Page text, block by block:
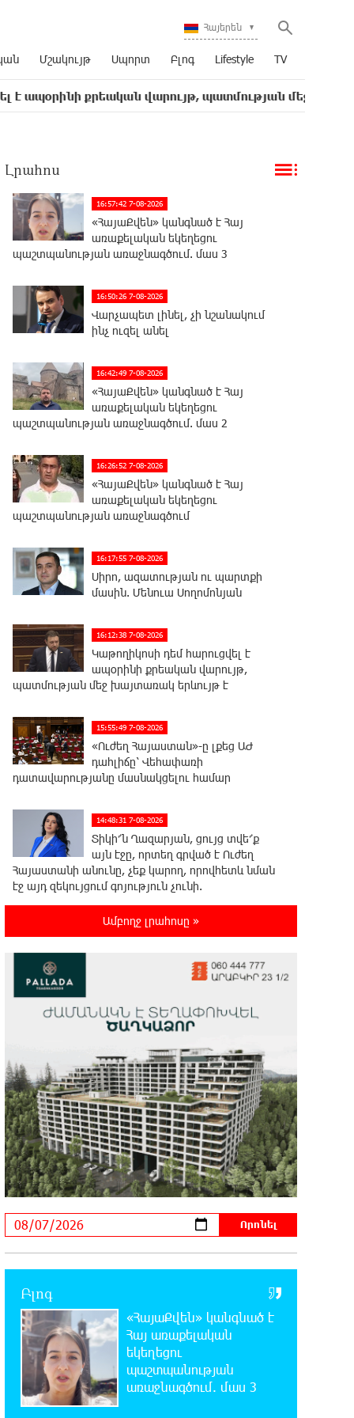
Հայերեն
Մշակույթ Սպորտ Բլոգ Lifestyle TV
վարույթ, պատմության մեջ խայտառակ երևույթ
Լրահոս
16:57:42 7-08-2026
«ՀայաՔվեն» կանգնած է Հայ
առաքելական եկեղեցու
պաշտպանության առաջնագծում. մաս 3
16:50:26 7-08-2026
Վարչապետ լինել, չի նշանակում
ինչ ուզել անել
16:42:49 7-08-2026
«ՀայաՔվեն» կանգնած է Հայ
առաքելական եկեղեցու
պաշտպանության առաջնագծում. մաս 2
16:26:52 7-08-2026
«ՀայաՔվեն» կանգնած է Հայ
առաքելական եկեղեցու
պաշտպանության առաջնագծում
16:17:55 7-08-2026
Սիրո, ազատության ու պարտքի
մասին. Մենուա Սողոմոնյան
16:12:38 7-08-2026
Կաթողիկոսի դեմ հարուցվել է
ապօրինի քրեական վարույթ,
պատմության մեջ խայտառակ երևույթ է
15:55:49 7-08-2026
«Ուժեղ Հայաստան»-ը լքեց ԱԺ
դահլիճը՝ Վեհափառի
դատավարությանը մասնակցելու համար
14:48:31 7-08-2026
Տիկի՜ն Ղազարյան, ցույց տվե՜ք
այն էջը, որտեղ գրված է Ուժեղ
Հայաստանի անունը, չեք կարող, որովհետև նման
էջ այդ զեկույցում գոյություն չունի.
Եթե հարց գոյություն չունի, ինչո՞ւ
դեպքում՝ համաձայնում․ Էդմոն Մարուքյան
14:34:48 7-08-2026
Այսօր ամոթի օր է, այսօր
Էջմիածնում դատում են Ամենայն
Հայոց Կաթողիկոսին
14:26:23 7-08-2026
«Արտ Լանչ»-ն արդեն Միացյալ
Նահանգներում է․ նոր մասնաճյուղ
Լոս Անջելեսում
12:09:36 7-08-2026
Գրանադայում տեղի ունեցած
քառակողմ հանդիպումից հետո
տարածված հայտարարության մեջ Հայաստանի
տարածքը 29800 քառակուսի կիլոմետր է. Դավիթ
Ղազինյան
12:00:28 7-08-2026
Փաշազադեն և Փաշինյանն ընդդեմ
Հայ Առաքելական Սուրբ Եկեղեցու
Ամբողջ լրահոսը »
Բլոգ
«ՀայաՔվեն» կանգնած է
Հայ առաքելական
եկեղեցու
պաշտպանության
առաջնագծում. մաս 3